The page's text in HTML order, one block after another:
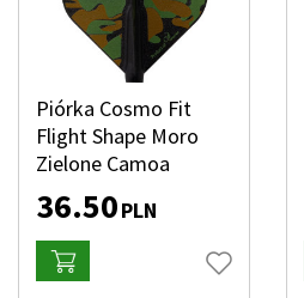
Piórka Cosmo Fit
Flight Shape Moro
Zielone Camoa
36.50PLN